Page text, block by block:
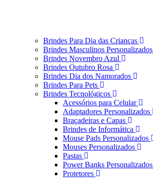
Brindes Para Dia das Crianças
Brindes Masculinos Personalizados
Brindes Novembro Azul
Brindes Outubro Rosa
Brindes Dia dos Namorados
Brindes Para Pets
Brindes Tecnológicos
Acessórios para Celular
Adaptadores Personalizados
Braçadeiras e Capas
Brindes de Informática
Mouse Pads Personalizados
Mouses Personalizados
Pastas
Power Banks Personalizados
Protetores